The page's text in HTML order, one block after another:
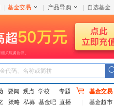
基金交易 产品导购 自选基金
代码、名称或简拼
要闻 观点 学校
专题
策略 私募 基金吧 直播
基金交易
基金超市